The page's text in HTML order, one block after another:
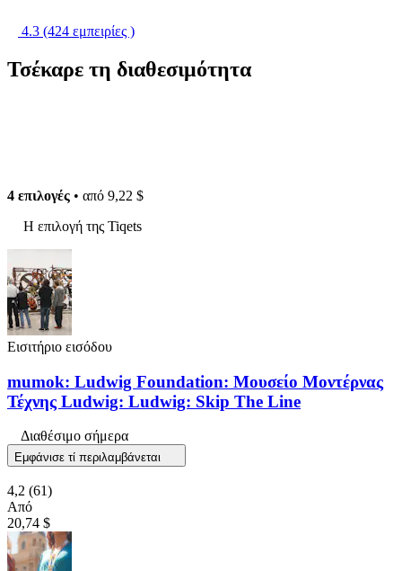
4.3 (424 εμπειρίες )
Τσέκαρε τη διαθεσιμότητα
4 επιλογές • από 9,22 $
Η επιλογή της Tiqets
Εισιτήριο εισόδου
mumok: Ludwig Foundation: Μουσείο Μοντέρνας
Τέχνης Ludwig: Ludwig: Skip The Line
Διαθέσιμο σήμερα
Εμφάνισε τί περιλαμβάνεται
4,2 (61)
Από
20,74 $